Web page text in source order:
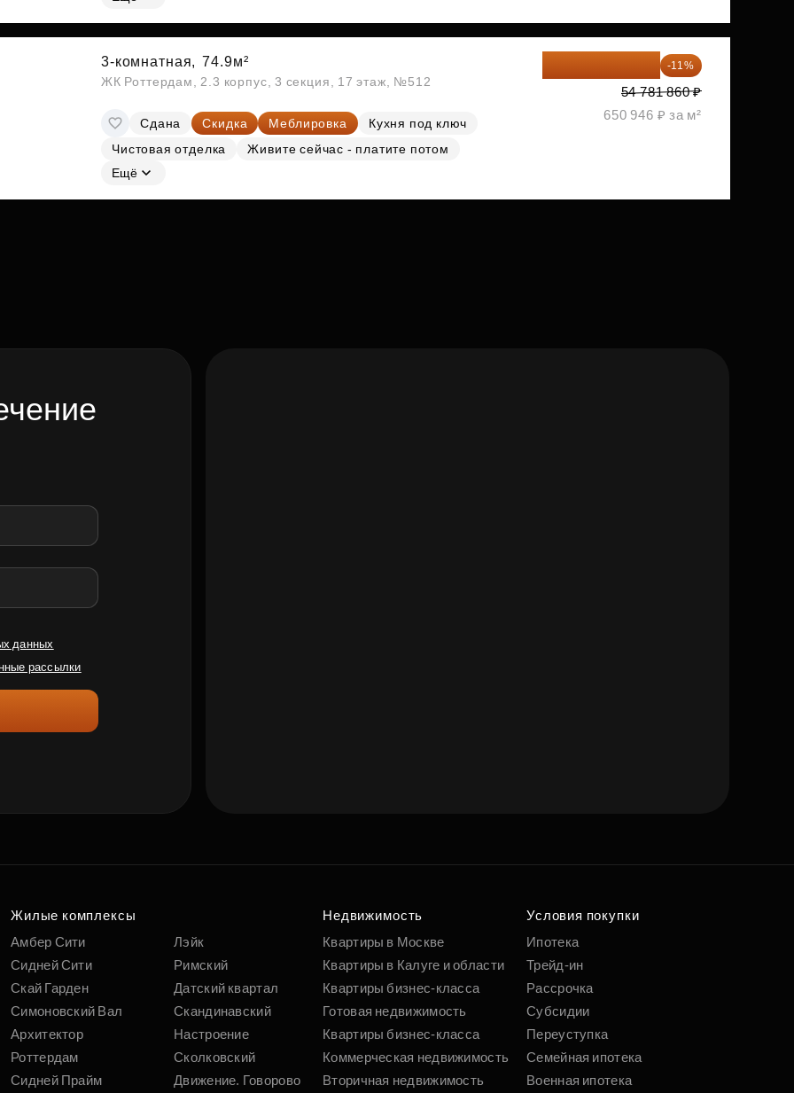
3-комнатная, 74.9м²
ЖК Роттердам, 2.3 корпус, 3 секция, 17 этаж, №512
Сдана Скидка Меблировка
Кухня под ключ
Чистовая отделка
Живите сейчас - платите потом
Ещё
-11%
54 781 860 ₽
650 946 ₽ за м²
данных
рассылки
Жилые комплексы
Амбер Сити
Сидней Сити
Скай Гарден
Симоновский Вал
Архитектор
Роттердам
Сидней Прайм
Лэйк
Римский
Датский квартал
Скандинавский
Настроение
Сколковский
Движение. Говорово
Недвижимость
Квартиры в Москве
Квартиры в Калуге и области
Квартиры бизнес-класса
Готовая недвижимость
Квартиры бизнес-класса
Коммерческая недвижимость
Вторичная недвижимость
Условия покупки
Ипотека
Трейд-ин
Рассрочка
Субсидии
Переуступка
Семейная ипотека
Военная ипотека